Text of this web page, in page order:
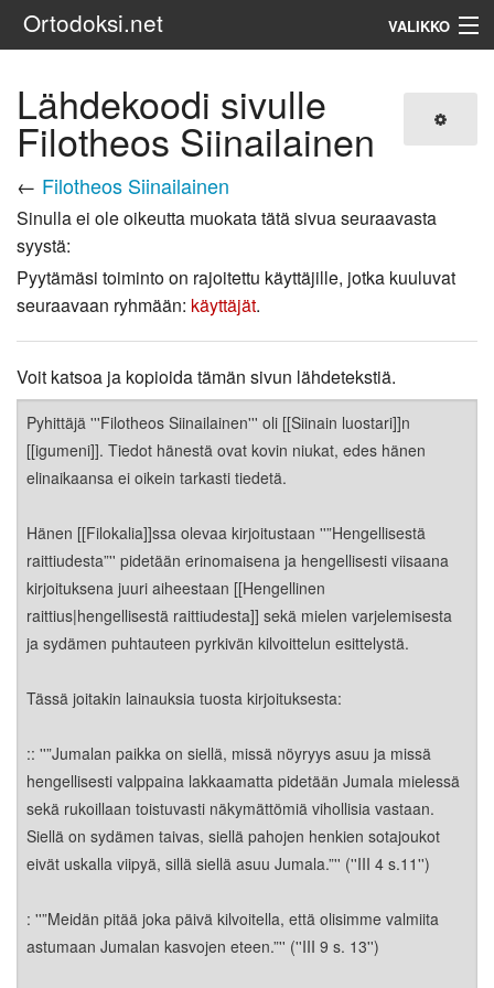
Ortodoksi.net VALIKKO
Haku
Lähdekoodi sivulle
Filotheos Siinailainen
← Filotheos Siinailainen
Sinulla ei ole oikeutta muokata tätä sivua seuraavasta
syystä:
Pyytämäsi toiminto on rajoitettu käyttäjille, jotka kuuluvat
seuraavaan ryhmään: käyttäjät.
Voit katsoa ja kopioida tämän sivun lähdetekstiä.